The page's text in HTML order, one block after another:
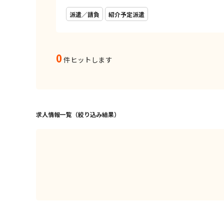
派遣／請負 紹介予定派遣
0 件ヒットします
求人情報一覧（絞り込み結果）